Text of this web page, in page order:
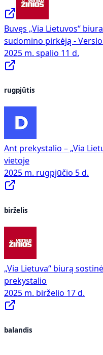
Buvęs „Via Lietuvos“
sudomino pirkėją -
2025 m. spalio 11 d.
rugpjūtis
Ant prekystalio – „Via
vietoje
2025 m. rugpjūčio 5 d.
birželis
„Via Lietuva“ biurą
prekystalio
2025 m. birželio 17 d.
balandis